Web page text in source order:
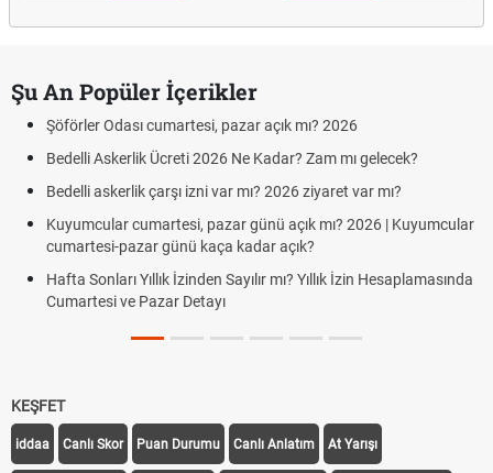
Şu An Popüler İçerikler
Şöförler Odası cumartesi, pazar açık mı? 2026
Bedelli Askerlik Ücreti 2026 Ne Kadar? Zam mı gelecek?
Bedelli askerlik çarşı izni var mı? 2026 ziyaret var mı?
Kuyumcular cumartesi, pazar günü açık mı? 2026 | Kuyumcular
cumartesi-pazar günü kaça kadar açık?
Hafta Sonları Yıllık İzinden Sayılır mı? Yıllık İzin Hesaplamasında
Cumartesi ve Pazar Detayı
KEŞFET
iddaa Canlı Skor Puan Durumu Canlı Anlatım At Yarışı